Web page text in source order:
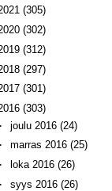
(305)
(302)
(312)
(297)
(301)
(303)
joulu 2016 (24)
marras 2016 (25)
loka 2016 (26)
syys 2016 (26)